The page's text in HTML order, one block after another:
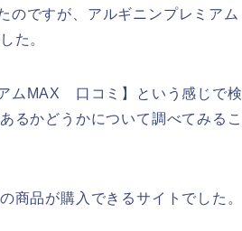
のですが、アルギニンプレミアム
た。
ムMAX 口コミ】という感じで検
るかどうかについて調べてみるこ
商品が購入できるサイトでした。